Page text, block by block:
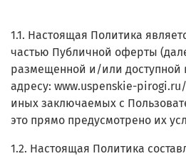
1.1. Настоящая Политика
частью Публичной оферты
размещенной и/или доступной
адресу: www.uspenskie-
иных заключаемых с
это прямо предусмотрено их
1.2. Настоящая Политика